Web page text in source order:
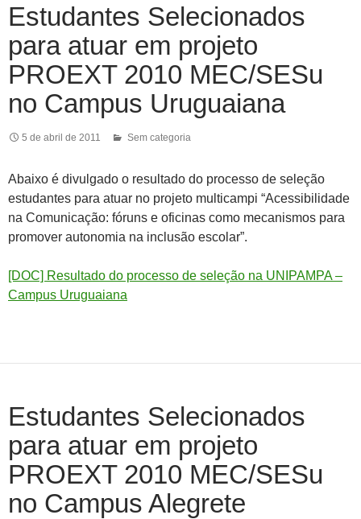
Estudantes Selecionados
para atuar em projeto
PROEXT 2010 MEC/SESu
no Campus Uruguaiana
5 de abril de 2011 Sem categoria
Abaixo é divulgado o resultado do processo de seleção
estudantes para atuar no projeto multicampi “Acessibilidade
na Comunicação: fóruns e oficinas como mecanismos para
promover autonomia na inclusão escolar”.
[DOC] Resultado do processo de seleção na UNIPAMPA –
Campus Uruguaiana
Estudantes Selecionados
para atuar em projeto
PROEXT 2010 MEC/SESu
no Campus Alegrete